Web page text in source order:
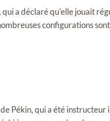
a déclaré qu'elle jouait
configurations
Pékin, qui a été instructeur